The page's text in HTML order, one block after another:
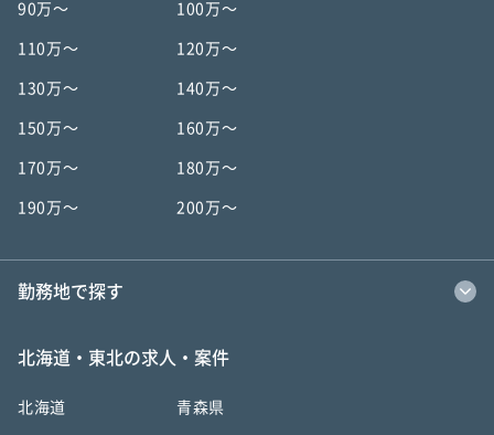
90万〜 100万〜
110万〜 120万〜
130万〜 140万〜
150万〜 160万〜
170万〜 180万〜
190万〜 200万〜
勤務地で探す
北海道・東北の求人・案件
北海道 青森県